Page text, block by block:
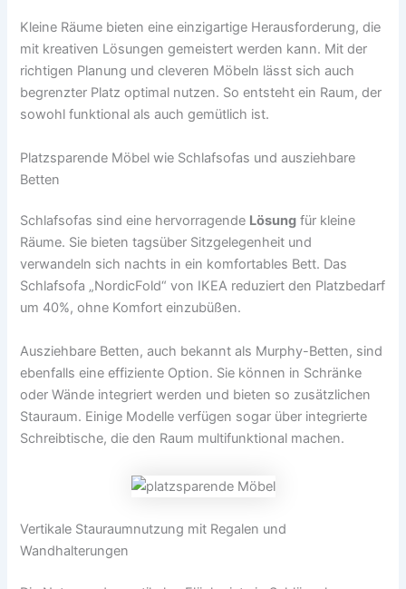
Kleine Räume bieten eine einzigartige Herausforderung, die
mit kreativen Lösungen gemeistert werden kann. Mit der
richtigen Planung und cleveren Möbeln lässt sich auch
begrenzter Platz optimal nutzen. So entsteht ein Raum, der
sowohl funktional als auch gemütlich ist.
Platzsparende Möbel wie Schlafsofas und ausziehbare
Betten
Schlafsofas sind eine hervorragende Lösung für kleine
Räume. Sie bieten tagsüber Sitzgelegenheit und
verwandeln sich nachts in ein komfortables Bett. Das
Schlafsofa „NordicFold“ von IKEA reduziert den Platzbedarf
um 40%, ohne Komfort einzubüßen.
Ausziehbare Betten, auch bekannt als Murphy-Betten, sind
ebenfalls eine effiziente Option. Sie können in Schränke
oder Wände integriert werden und bieten so zusätzlichen
Stauraum. Einige Modelle verfügen sogar über integrierte
Schreibtische, die den Raum multifunktional machen.
Vertikale Stauraumnutzung mit Regalen und
Wandhalterungen